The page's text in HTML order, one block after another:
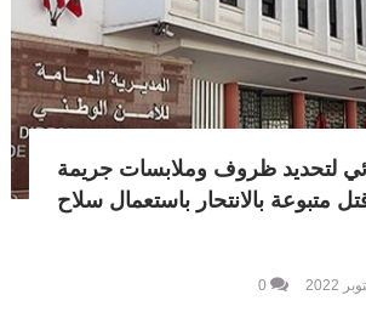
لتحديد ظروف وملابسات جريمة
متبوعة بالانتحار باستعمال سلاح
0